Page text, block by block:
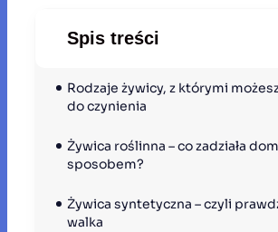
Spis treści
Rodzaje żywicy, z którymi
do czynienia
Żywica roślinna – co zadziała
sposobem?
Żywica syntetyczna – czyli
walka